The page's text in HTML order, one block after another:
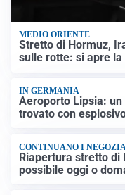
MEDIO ORIENTE
Stretto di Hormuz,
sulle rotte: si apre
IN GERMANIA
Aeroporto Lipsia:
trovato con
CONTINUANO I
Riapertura stretto di
possibile oggi o